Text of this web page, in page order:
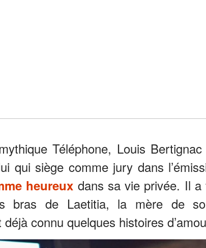
Téléphone, Louis
qui siège comme jury dans
heureux dans sa vie privée. Il a
bras de Laetitia, la mère de
connu quelques histoires